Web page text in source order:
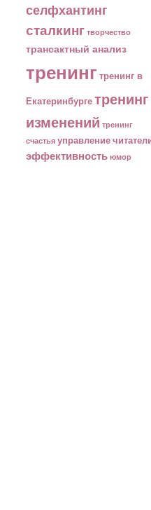
селфхантинг
сталкинг творчество
трансактный анализ
тренинг тренинг в
Екатеринбургетренинг
изменений тренинг
счастья управление
эффективность юмор